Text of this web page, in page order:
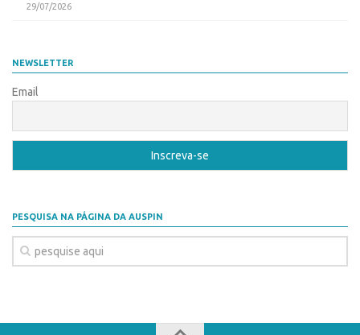
Conexão Inter-USP
Banco de Patentes
Inteligência Competitiva
Showroom de Tecnologias
29/07/2026
NEWSLETTER
Email
PESQUISA NA PÁGINA DA AUSPIN